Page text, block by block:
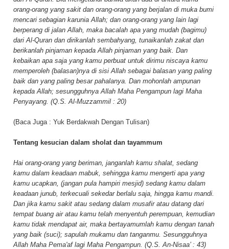
orang-orang yang sakit dan orang-orang yang berjalan di muka bumi
mencari sebagian karunia Allah; dan orang-orang yang lain lagi
berperang di jalan Allah, maka bacalah apa yang mudah (bagimu)
dari Al-Quran dan dirikanlah sembahyang, tunaikanlah zakat dan
berikanlah pinjaman kepada Allah pinjaman yang baik. Dan
kebaikan apa saja yang kamu perbuat untuk dirimu niscaya kamu
memperoleh (balasan)nya di sisi Allah sebagai balasan yang paling
baik dan yang paling besar pahalanya. Dan mohonlah ampunan
kepada Allah; sesungguhnya Allah Maha Pengampun lagi Maha
Penyayang. (Q.S. Al-Muzzammil : 20)
(Baca Juga : Yuk Berdakwah Dengan Tulisan)
Tentang kesucian dalam sholat dan tayammum
Hai orang-orang yang beriman, janganlah kamu shalat, sedang
kamu dalam keadaan mabuk, sehingga kamu mengerti apa yang
kamu ucapkan, (jangan pula hampiri mesjid) sedang kamu dalam
keadaan junub, terkecuali sekedar berlalu saja, hingga kamu mandi.
Dan jika kamu sakit atau sedang dalam musafir atau datang dari
tempat buang air atau kamu telah menyentuh perempuan, kemudian
kamu tidak mendapat air, maka bertayamumlah kamu dengan tanah
yang baik (suci); sapulah mukamu dan tanganmu. Sesungguhnya
Allah Maha Pema'af lagi Maha Pengampun. (Q.S. An-Nisaa’ : 43)